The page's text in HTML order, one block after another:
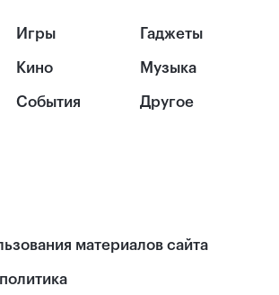
Игры
Кино
События
Гаджеты
Музыка
Другое
материалов сайта